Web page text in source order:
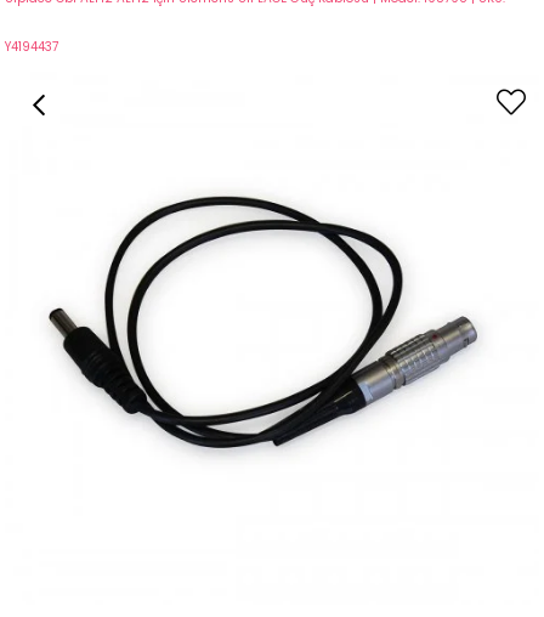
Y4194437